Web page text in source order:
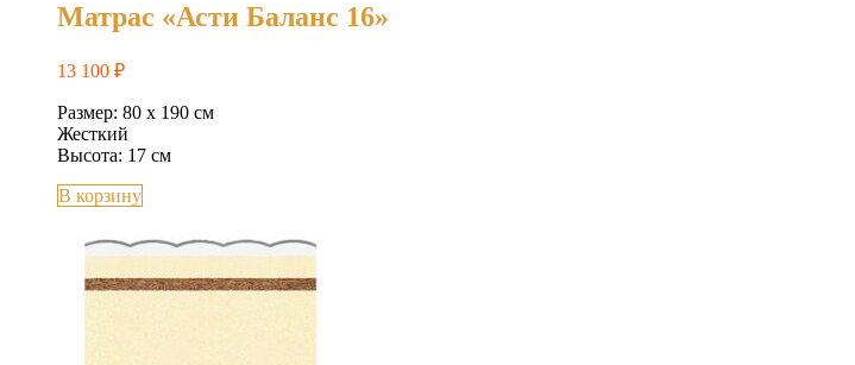
Матрас «Асти Баланс 16»
13 100 ₽
Размер: 80 х 190 см
Жесткий
Высота: 17 см
В корзину